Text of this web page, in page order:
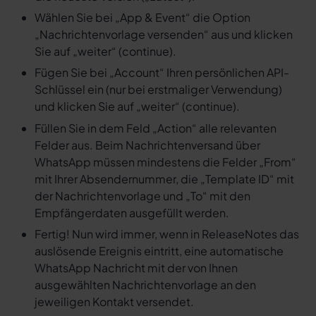
Wählen Sie bei „App & Event“ die Option
„Nachrichtenvorlage versenden“ aus und klicken
Sie auf „weiter“ (continue).
Fügen Sie bei „Account“ Ihren persönlichen API-
Schlüssel ein (nur bei erstmaliger Verwendung)
und klicken Sie auf „weiter“ (continue).
Füllen Sie in dem Feld „Action“ alle relevanten
Felder aus. Beim Nachrichtenversand über
WhatsApp müssen mindestens die Felder „From“
mit Ihrer Absendernummer, die „Template ID“ mit
der Nachrichtenvorlage und „To“ mit den
Empfängerdaten ausgefüllt werden.
Fertig! Nun wird immer, wenn in ReleaseNotes das
auslösende Ereignis eintritt, eine automatische
WhatsApp Nachricht mit der von Ihnen
ausgewählten Nachrichtenvorlage an den
jeweiligen Kontakt versendet.